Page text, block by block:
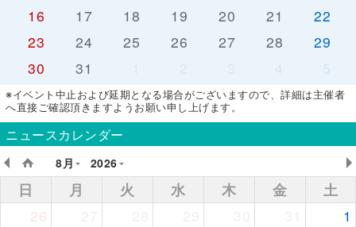
16
17 18 19 20 21
22
23
24 25 26 27 28
29
30
31 5
※イベント中止および延期となる場合がございますので、詳細は主催者
へ直接ご確認頂きますようお願い申し上げます。
ニュースカレンダー
8月
2026
日 月 火 水 木 金
土
26
1